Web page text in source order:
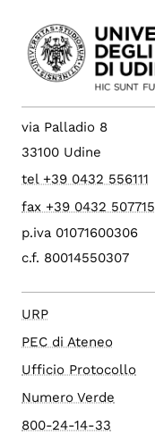
via Palladio 8
33100 Udine
tel +39 0432 556111
fax +39 0432 507715
p.iva 01071600306
c.f. 80014550307
URP
PEC di Ateneo
Ufficio Protocollo
Numero Verde
800-24-14-33